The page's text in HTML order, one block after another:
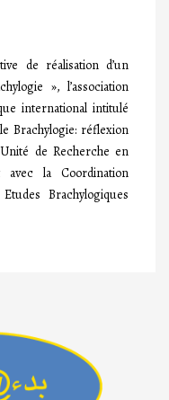
de réalisation d’un
», l’association
international intitulé
Brachylogie: réflexion
de Recherche en
avec la Coordination
Brachylogiques